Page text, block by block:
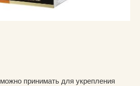
можно принимать для укрепления